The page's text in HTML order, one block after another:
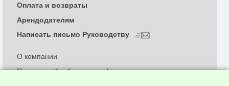
О компании
Политика обработки и конфиденциальности
Оплата и возвраты
Арендодателям
Написать письмо Руководству